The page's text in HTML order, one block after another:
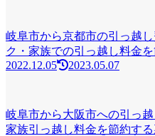
岐阜市から京都市の引っ越
ク・家族での引っ越し料金
2022.12.05
2023.05.07
岐阜市から大阪市への引っ
家族引っ越し料金を節約す